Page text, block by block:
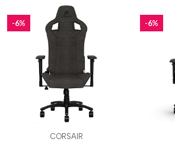
-6%
CORSAIR
-6%